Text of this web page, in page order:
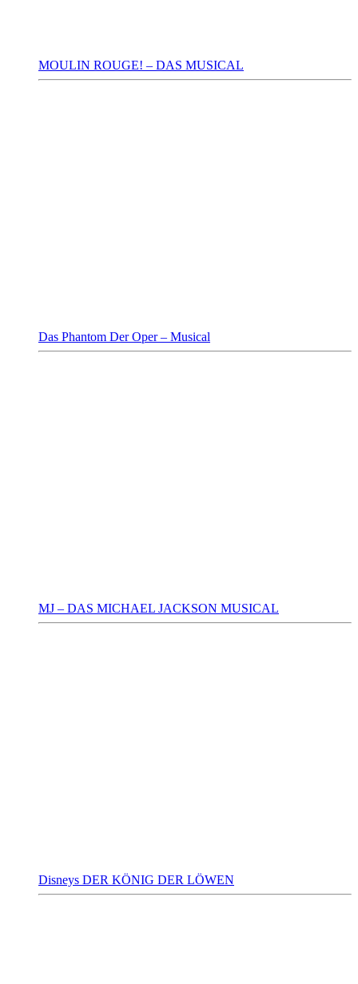
MOULIN ROUGE! – DAS MUSICAL
Das Phantom Der Oper – Musical
MJ – DAS MICHAEL JACKSON MUSICAL
Disneys DER KÖNIG DER LÖWEN